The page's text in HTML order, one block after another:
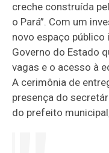
creche construída
o Pará”. Com um
novo espaço
Governo do Estado
vagas e o acesso à
A cerimônia de
presença do
do prefeito